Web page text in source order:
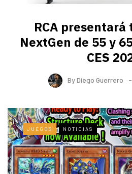
RCA
NextGen de 55 y
CES
ByDiego Guerrero
JUEGOS NOTICIAS